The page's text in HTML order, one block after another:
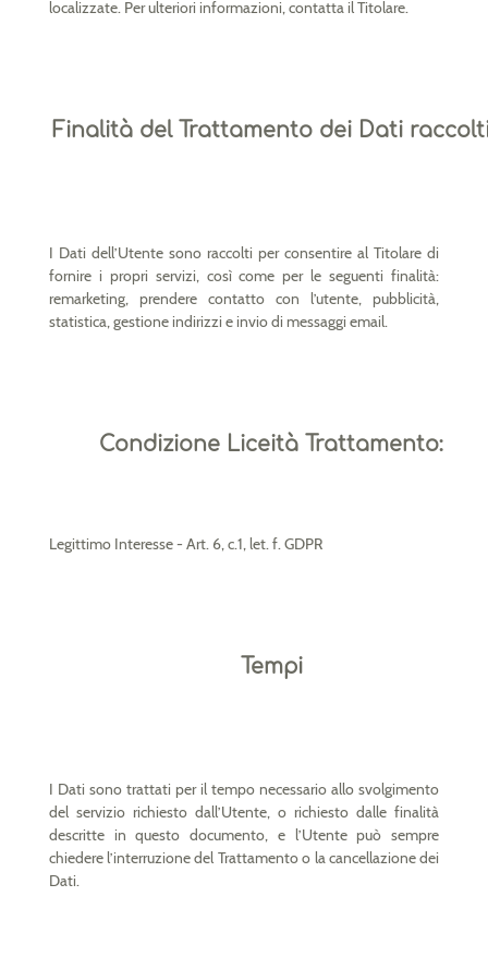
localizzate. Per ulteriori informazioni, contatta il Titolare.
Finalità del Trattamento dei Dati
I Dati dell’Utente sono raccolti per consentire al Titolare di
fornire i propri servizi, così come per le seguenti finalità:
remarketing, prendere contatto con l’utente, pubblicità,
statistica, gestione indirizzi e invio di messaggi email.
Condizione Liceità Trattamento:
Legittimo Interesse - Art. 6, c.1, let. f. GDPR
Tempi
I Dati sono trattati per il tempo necessario allo svolgimento
del servizio richiesto dall’Utente, o richiesto dalle finalità
descritte in questo documento, e l’Utente può sempre
chiedere l’interruzione del Trattamento o la cancellazione dei
Dati.